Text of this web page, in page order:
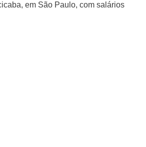
em São Paulo, com salários